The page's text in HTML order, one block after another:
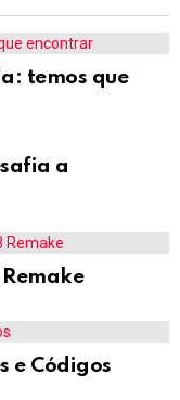
temos que
a
e Códigos